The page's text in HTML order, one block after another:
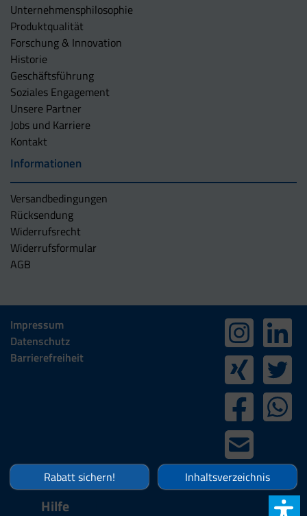
Unternehmens­philosophie
Produktqualität
Forschung & Innovation
Historie
Geschäftsführung
Soziales Engagement
Unsere Partner
Jobs und Karriere
Kontakt
Informationen
Versandbedingungen
Rücksendung
Widerrufsrecht
Widerrufsformular
AGB
Impressum
Datenschutz
Barrierefreiheit
Rabatt sichern! Inhaltsverzeichnis
Hilfe